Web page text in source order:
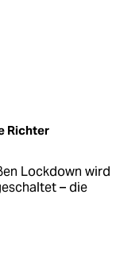
Richter
Lockdown wird
– die